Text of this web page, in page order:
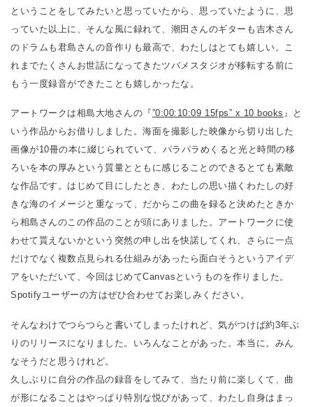
ということをしてみたいと思っていたから、思っていたように、思
っていた以上に、そんな風に録れて、潮田さんのギターも吉木さん
のドラムも君島さんの音作りも最高で、わたしはとても嬉しい。こ
れまでたくさんお世話になってきたツバメスタジオが移転する前に
もう一度録音ができたことも嬉しかったな。
アートワークは相島大地さんの『”0:00:10:09 15fps” x 10 books 』と
いう作品からお借りしました。海面を撮影した映像から切り出した
画像が10冊の本に綴じられていて、パラパラめくると光と時間の移
ろいを本の厚みという質量とともに感じることのできるとても素敵
な作品です。はじめて目にしたとき、わたしの思い描くわたしの好
きな海のイメージと重なって、だからこの曲を録ると決めたときか
ら相島さんのこの作品のことが頭にありました。アートワークに使
わせて貰えないかという突然の申し出を快諾してくれ、さらに一点
だけでなく複数点見られる仕組みがあったら面白そうというアイデ
アをいただいて、今回はじめてCanvasというものを作りました。
Spotifyユーザーの方はぜひ合わせてお楽しみください。
そんなわけでつらつらと書いてしまったけれど、気がつけば約3年ぶ
りのリリースになりました。いろんなことがあった。本当に。みん
なそうだと思うけれど。
久しぶりに自分の作品の録音をしてみて、当たり前に楽しくて、曲
が形になることはやっぱり特別な悦びがあって、わたし自身はまっ